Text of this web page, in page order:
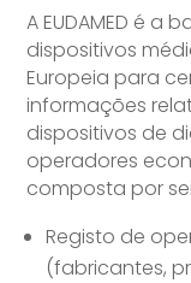
A EUDAMED é a
dispositivos
Europeia para
informações
dispositivos de
operadores
composta por
Registo de
(fabricantes,